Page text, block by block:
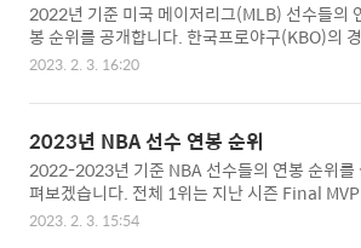
게이 스피박(랭킹 12위)과의 대전으로, 데릭 루이
는 37세의 나이에 190cm의 키를 자랑하는 26
0패의 전적을 자랑하며, 세르게이는 28세로 다소
다. ▣ UFC 2월 5일 대회 최두호 출전 그리고,
어 대한민국의 자랑스런 파이터인 최두호가 4년 만
에 경기를 갖게 되는데요, 그동안 부상..
계약
2022년 기준 미국 메이저리그(MLB) 선수들의
봉 순위를 공개합니다. 한국프로야구(KBO)의
최고 연봉자는 김광현으로 4년 151억원(계약금 포
게되면 약 38억원이 됩니다. 그러면, 세계 최고
구선수들이 뛰는 미국 메이저리그(MLB)에서의 연
봉은 어느정도가 될까요. 1위 Max Scherzer,
York Mets: $43,333,333 (약 600억원) ▣
도 메이저리그 영광의 연봉 1위 선수는 뉴욕 메
'맥스 슈어져' 입니다. 1) 나이 : 1984년생으로 한
2023. 2. 3. 16:20
2023년 NBA 선수 연봉 순위
2022-2023년 기준 NBA 선수들의 연봉 순위를
펴보겠습니다. 전체 1위는 지난 시즌 Final
수상한 골든스테이트 워리어스의 스테픈 커리이
2023. 2. 3. 15:54